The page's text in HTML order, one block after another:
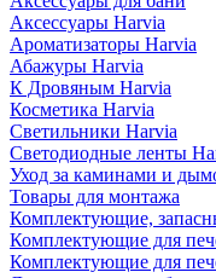
Аксессуары Harvia
Ароматизаторы Harvia
Абажуры Harvia
К Дровяным Harvia
Косметика Harvia
Светильники Harvia
Светодиодные ленты
Уход за каминами и
Товары для монтажа
Комплектующие,
Комплектующие для
Комплектующие для